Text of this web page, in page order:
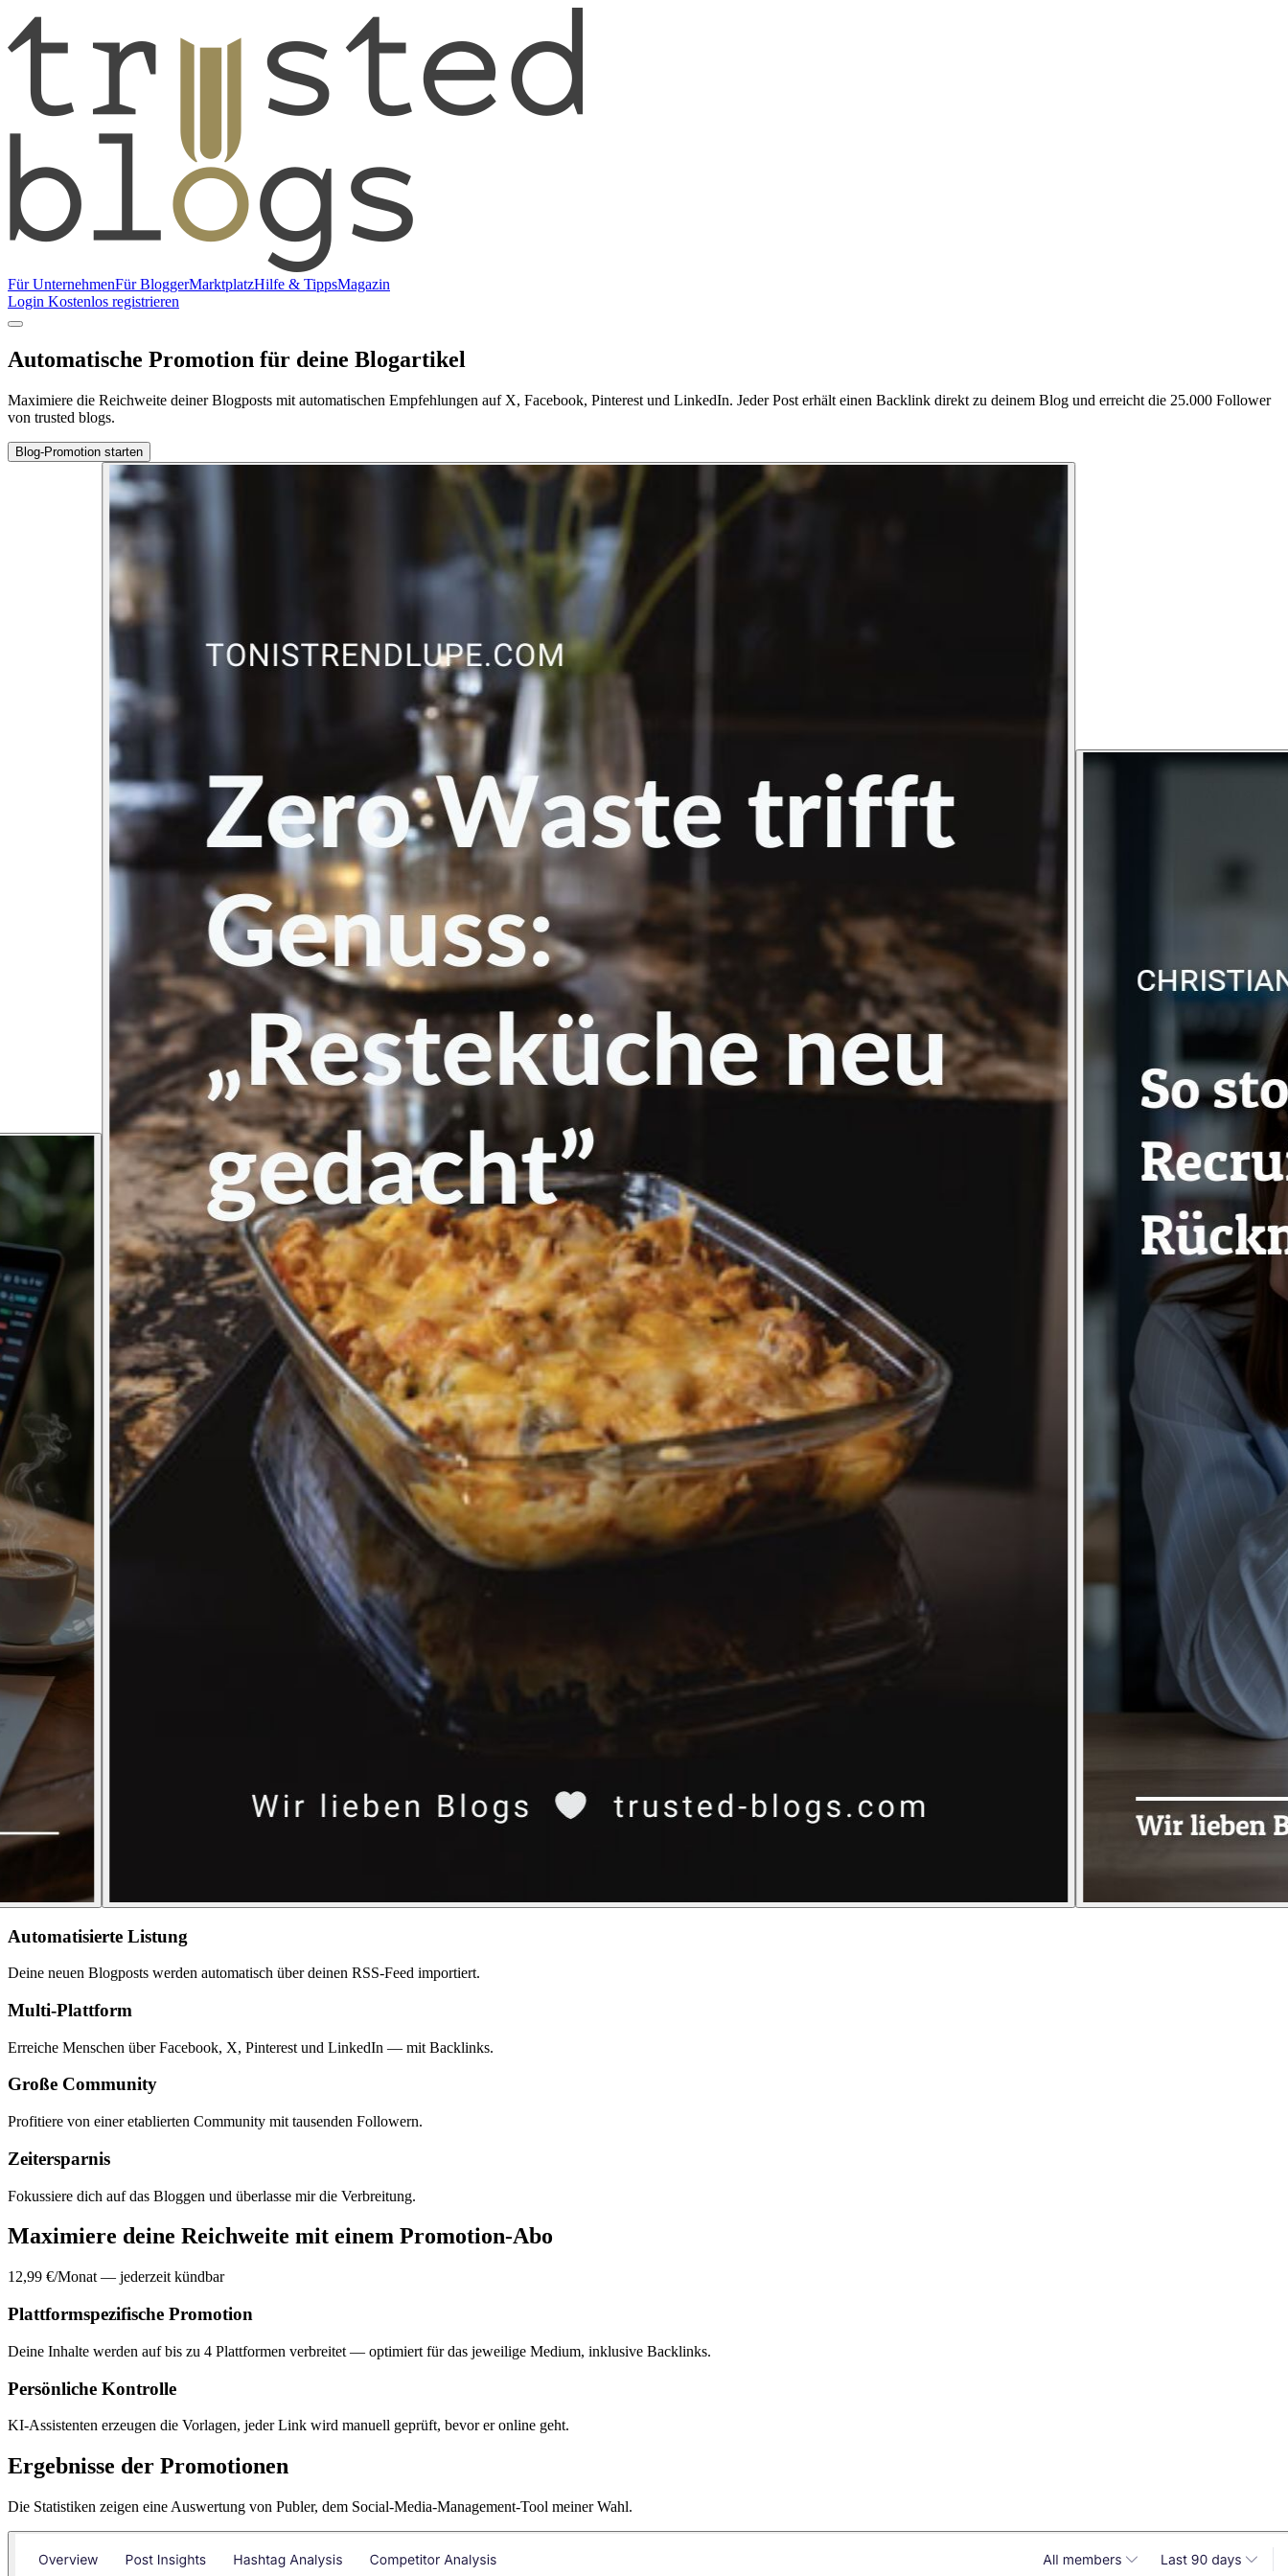
Für UnternehmenFür BloggerMarktplatzHilfe & TippsMagazin
Login Kostenlos registrieren
Automatische Promotion für deine Blogartikel
Maximiere die Reichweite deiner Blogposts mit automatischen Empfehlungen auf X, Facebook, Pinterest und LinkedIn. Jeder Post erhält einen Backlink direkt zu deinem Blog und erreicht die 25.000 Follower
von trusted blogs.
Blog-Promotion starten
Automatisierte Listung
Deine neuen Blogposts werden automatisch über deinen RSS-Feed importiert.
Multi-Plattform
Erreiche Menschen über Facebook, X, Pinterest und LinkedIn — mit Backlinks.
Große Community
Profitiere von einer etablierten Community mit tausenden Followern.
Zeitersparnis
Fokussiere dich auf das Bloggen und überlasse mir die Verbreitung.
Maximiere deine Reichweite mit einem Promotion-Abo
12,99 €/Monat — jederzeit kündbar
Plattformspezifische Promotion
Deine Inhalte werden auf bis zu 4 Plattformen verbreitet — optimiert für das jeweilige Medium, inklusive Backlinks.
Persönliche Kontrolle
KI-Assistenten erzeugen die Vorlagen, jeder Link wird manuell geprüft, bevor er online geht.
Ergebnisse der Promotionen
Die Statistiken zeigen eine Auswertung von Publer, dem Social-Media-Management-Tool meiner Wahl.